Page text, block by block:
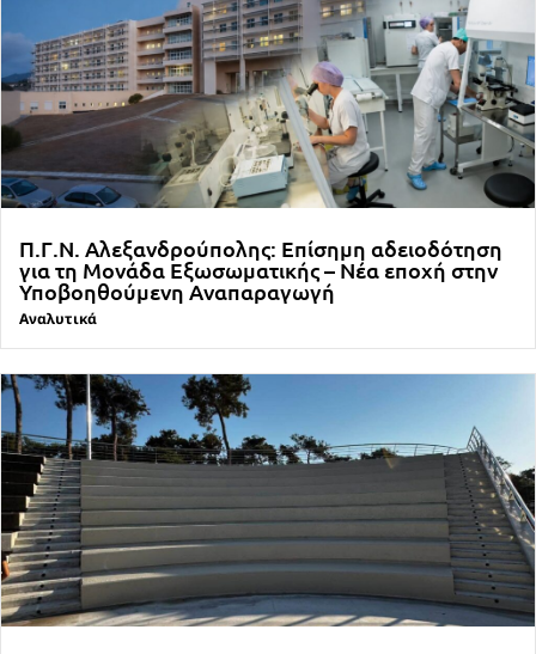
Π.Γ.Ν. Αλεξανδρούπολης: Επίσημη αδειοδότηση
για τη Μονάδα Εξωσωματικής – Νέα εποχή στην
Υποβοηθούμενη Αναπαραγωγή
Αναλυτικά